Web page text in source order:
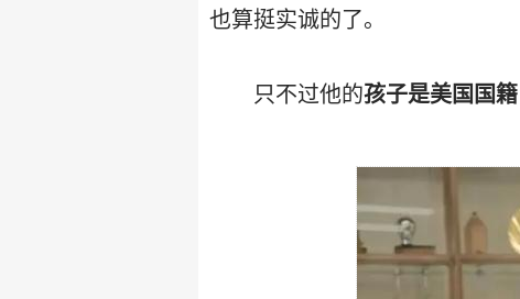
也算挺实诚的了。
只不过他的孩子是美国国籍